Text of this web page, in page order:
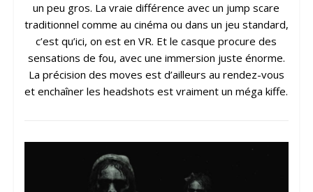
un peu gros. La vraie différence avec un jump scare
traditionnel comme au cinéma ou dans un jeu standard,
c’est qu’ici, on est en VR. Et le casque procure des
sensations de fou, avec une immersion juste énorme.
La précision des moves est d’ailleurs au rendez-vous
et enchaîner les headshots est vraiment un méga kiffe.